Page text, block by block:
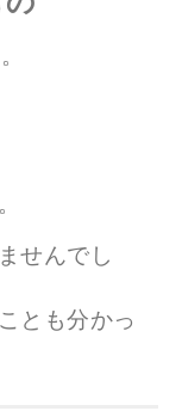
せんでし
とも分かっ